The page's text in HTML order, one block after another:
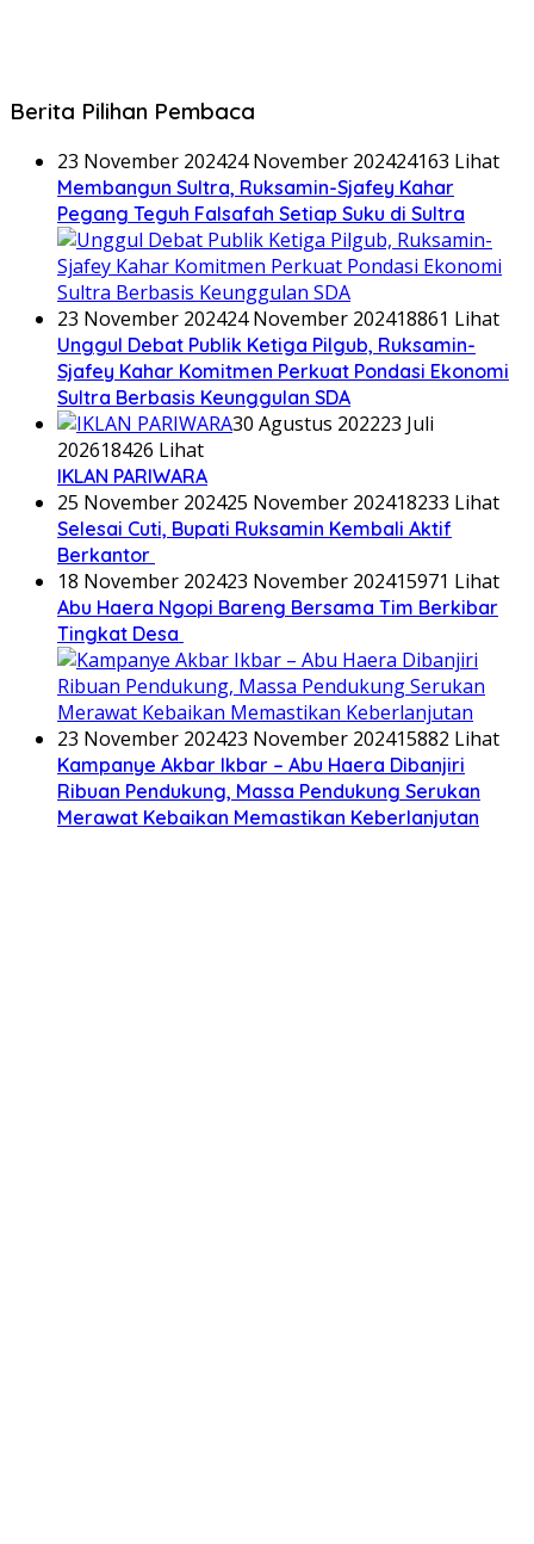
Berita Pilihan Pembaca
23 November 202424 November 202424163 Lihat
Membangun Sultra, Ruksamin-Sjafey Kahar
Pegang Teguh Falsafah Setiap Suku di Sultra
23 November 202424 November 202418861 Lihat
Unggul Debat Publik Ketiga Pilgub, Ruksamin-
Sjafey Kahar Komitmen Perkuat Pondasi Ekonomi
Sultra Berbasis Keunggulan SDA
30 Agustus 202223 Juli
202618426 Lihat
IKLAN PARIWARA
25 November 202425 November 202418233 Lihat
Selesai Cuti, Bupati Ruksamin Kembali Aktif
Berkantor
18 November 202423 November 202415971 Lihat
Abu Haera Ngopi Bareng Bersama Tim Berkibar
Tingkat Desa
23 November 202423 November 202415882 Lihat
Kampanye Akbar Ikbar – Abu Haera Dibanjiri
Ribuan Pendukung, Massa Pendukung Serukan
Merawat Kebaikan Memastikan Keberlanjutan